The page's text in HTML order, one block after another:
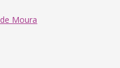
Moura